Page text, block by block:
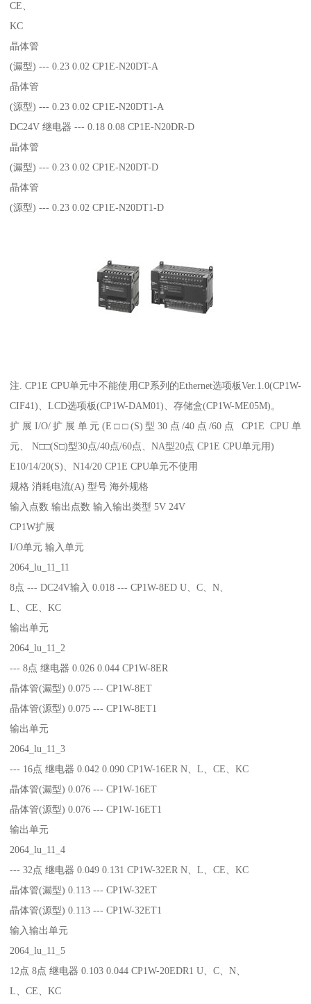
CE、
KC
晶体管
(漏型) --- 0.23 0.02 CP1E-N20DT-A
晶体管
(源型) --- 0.23 0.02 CP1E-N20DT1-A
DC24V 继电器 --- 0.18 0.08 CP1E-N20DR-D
晶体管
(漏型) --- 0.23 0.02 CP1E-N20DT-D
晶体管
(源型) --- 0.23 0.02 CP1E-N20DT1-D
注. CP1E CPU单元中不能使用CP系列的Ethernet选项板Ver.1.0(CP1W-
CIF41)、LCD选项板(CP1W-DAM01)、存储盒(CP1W-ME05M)。
扩展I/O/扩展单元(E□□(S)型30点/40点/60点 CP1E CPU单
元、 N□□(S□)型30点/40点/60点、NA型20点 CP1E CPU单元用)
E10/14/20(S)、N14/20 CP1E CPU单元不使用
规格 消耗电流(A) 型号 海外规格
输入点数 输出点数 输入输出类型 5V 24V
CP1W扩展
I/O单元 输入单元
2064_lu_11_11
8点 --- DC24V输入 0.018 --- CP1W-8ED U、C、N、
L、CE、KC
输出单元
2064_lu_11_2
--- 8点 继电器 0.026 0.044 CP1W-8ER
晶体管(漏型) 0.075 --- CP1W-8ET
晶体管(源型) 0.075 --- CP1W-8ET1
输出单元
2064_lu_11_3
--- 16点 继电器 0.042 0.090 CP1W-16ER N、L、CE、KC
晶体管(漏型) 0.076 --- CP1W-16ET
晶体管(源型) 0.076 --- CP1W-16ET1
输出单元
2064_lu_11_4
--- 32点 继电器 0.049 0.131 CP1W-32ER N、L、CE、KC
晶体管(漏型) 0.113 --- CP1W-32ET
晶体管(源型) 0.113 --- CP1W-32ET1
输入输出单元
2064_lu_11_5
12点 8点 继电器 0.103 0.044 CP1W-20EDR1 U、C、N、
L、CE、KC